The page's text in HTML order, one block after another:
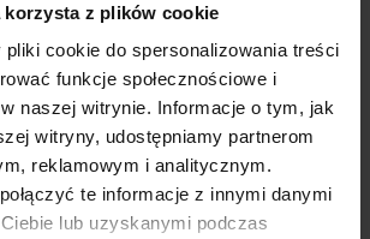
korzysta z plików cookie
cookie do spersonalizowania treści
funkcje społecznościowe i
naszej witrynie. Informacje o tym, jak
witryny, udostępniamy partnerom
reklamowym i analitycznym.
te informacje z innymi danymi
lub uzyskanymi podczas